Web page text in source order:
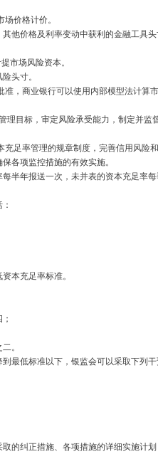
场价格计价。
他价格及利率变动中获利的金融工具
提市场风险资本。
险头寸。
商业银行可以使用内部模型法计算市
理目标，审定风险承受能力，制定并监
足率管理的规章制度，完善信用风险
保各项监控措施的有效实施。
年报送一次，未并表的资本充足率每
：
本充足率标准。
；
二。
最低标准以下，银监会可以采取下列
的纠正措施、各项措施的详细实施计